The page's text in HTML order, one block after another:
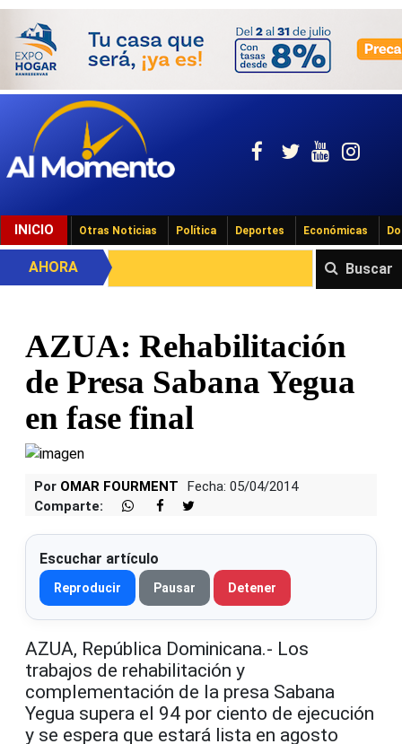
INICIO Otras Noticias Política Deportes Económicas
Buscar
AHORA
AZUA: Rehabilitación
de Presa Sabana Yegua
en fase final
Por OMAR FOURMENT
Fecha: 05/04/2014
Comparte:
Escuchar artículo
Reproducir Pausar Detener
AZUA, República Dominicana.- Los
trabajos de rehabilitación y
complementación de la presa Sabana
Yegua supera el 94 por ciento de ejecución
y se espera que estará lista en agosto